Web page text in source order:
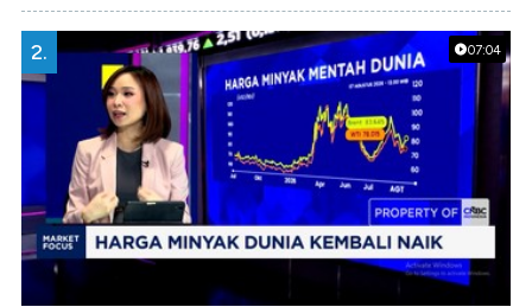
07:04
2.